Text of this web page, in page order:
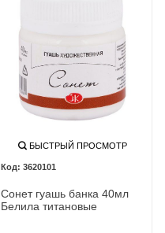
БЫСТРЫЙ ПРОСМОТР
3620101
Сонет гуашь банка 40мл
Белила титановые